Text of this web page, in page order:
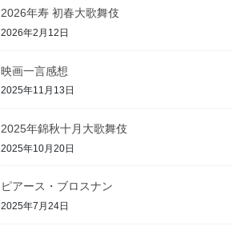
2026年寿 初春大歌舞伎
2026年2月12日
映画一言感想
2025年11月13日
2025年錦秋十月大歌舞伎
2025年10月20日
ピアース・ブロスナン
2025年7月24日